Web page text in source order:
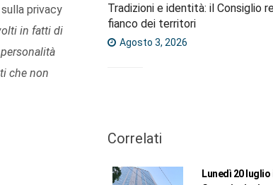
privacy
in fatti di
che non
Tradizioni e identità: il Consiglio
fianco dei territori
Agosto 3, 2026
Correlati
Lunedì 20